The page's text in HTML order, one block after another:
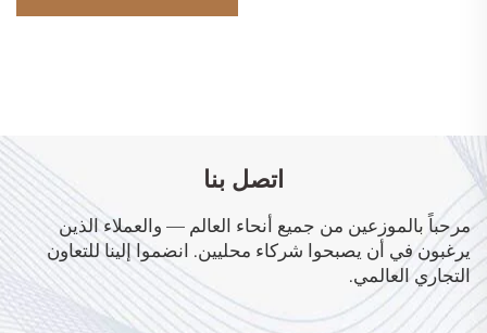
اتصل بنا
مرحباً بالموزعين من جميع أنحاء العالم — والعملاء الذين
يرغبون في أن يصبحوا شركاء محليين. انضموا إلينا للتعاون
التجاري العالمي.